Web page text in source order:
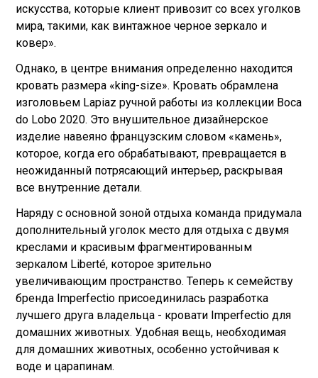
искусства, которые клиент привозит со всех уголков
мира, такими, как винтажное черное зеркало и
ковер».
Однако, в центре внимания определенно находится
кровать размера «king-size». Кровать обрамлена
изголовьем Lapiaz ручной работы из коллекции Boca
do Lobo 2020. Это внушительное дизайнерское
изделие навеяно французским словом «камень»,
которое, когда его обрабатывают, превращается в
неожиданный потрясающий интерьер, раскрывая
все внутренние детали.
Наряду с основной зоной отдыха команда придумала
дополнительный уголок место для отдыха с двумя
креслами и красивым фрагментированным
зеркалом Liberté, которое зрительно
увеличивающим пространство. Теперь к семейству
бренда Imperfectio присоединилась разработка
лучшего друга владельца - кровати Imperfectio для
домашних животных. Удобная вещь, необходимая
для домашних животных, особенно устойчивая к
воде и царапинам.